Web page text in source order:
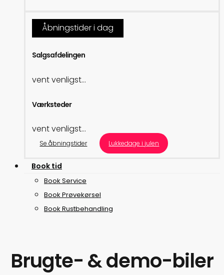
Åbningstider i dag
Salgsafdelingen
vent venligst...
Værksteder
vent venligst...
Se åbningstider Lukkedage i julen
Book tid
Book Service
Book Prøvekørsel
Book Rustbehandling
Brugte- & demo-biler